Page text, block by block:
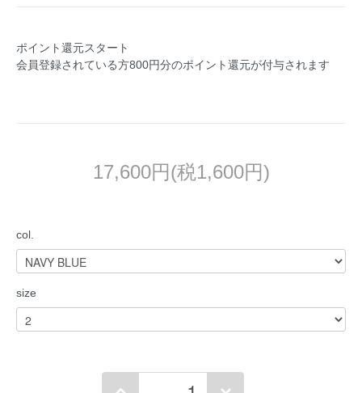
ポイント還元スタート
会員登録されている方800円分のポイント還元が付与されます
17,600円(税1,600円)
col.
size